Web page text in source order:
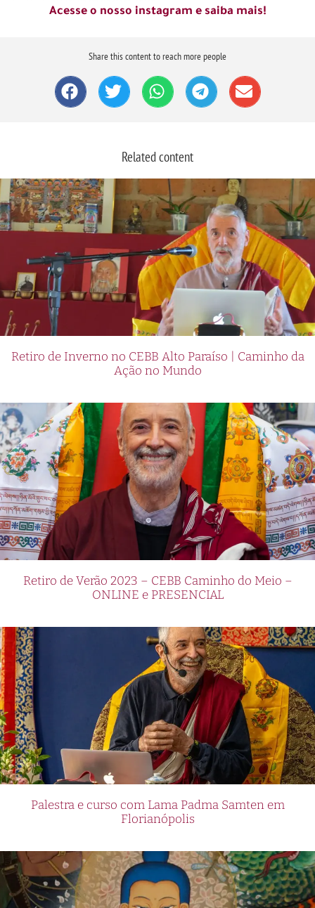
Acesse o nosso instagram e saiba mais!
Share this content to reach more people
Related content
Retiro de Inverno no CEBB Alto Paraíso | Caminho da
Ação no Mundo
Retiro de Verão 2023 – CEBB Caminho do Meio –
ONLINE e PRESENCIAL
Palestra e curso com Lama Padma Samten em
Florianópolis